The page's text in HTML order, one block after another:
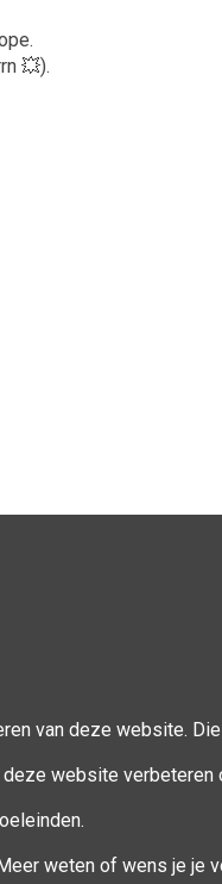
van deze website.
website
weten of wens je je
💥).